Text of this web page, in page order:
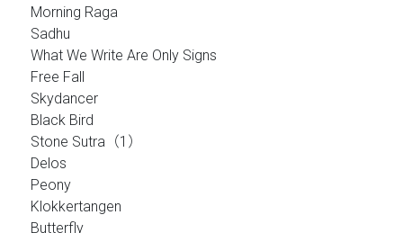
Morning Raga
Sadhu
What We Write Are Only Signs
Free Fall
Skydancer
Black Bird
Stone Sutra（1）
Delos
Peony
Klokkertangen
Butterfly